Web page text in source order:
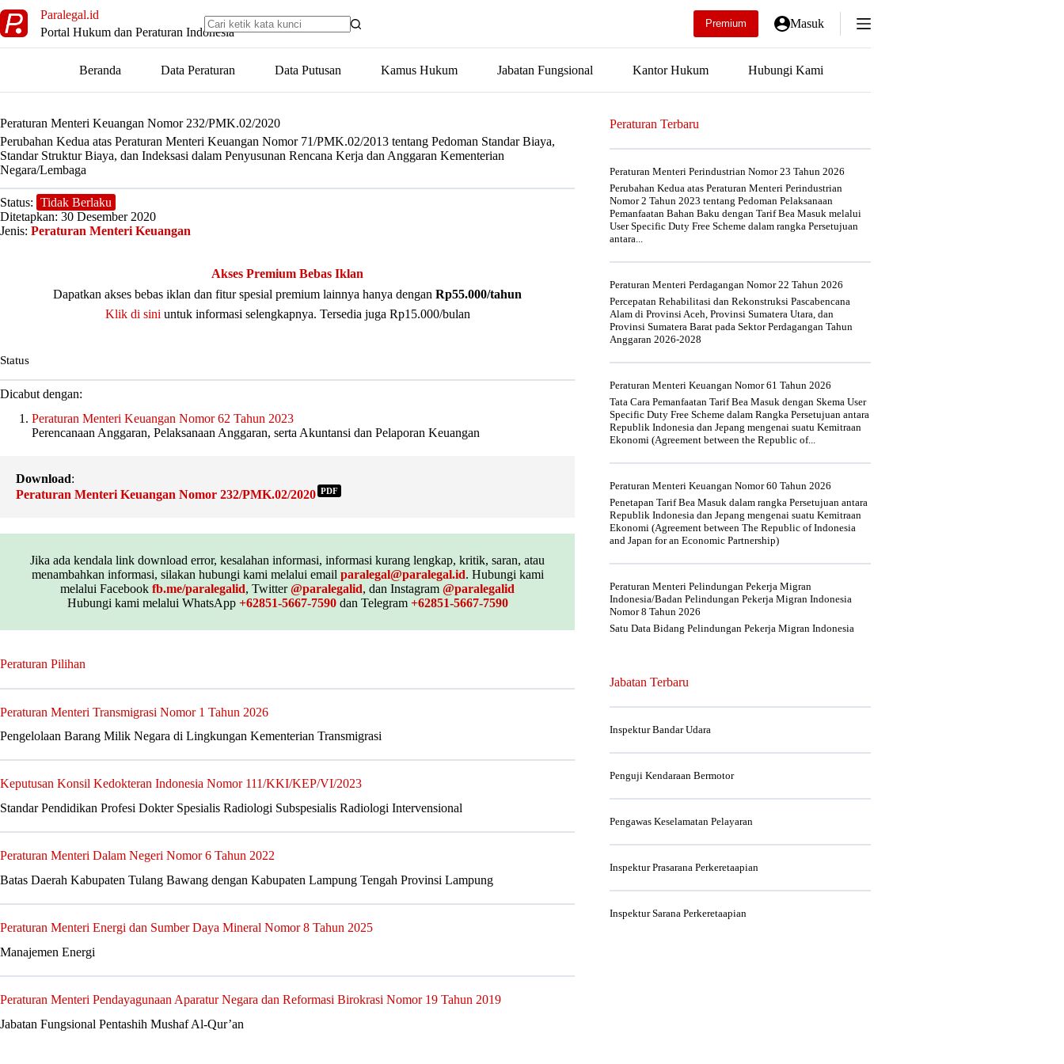
to
content
Paralegal.id
Portal Hukum dan Peraturan Indonesia
Premium Masuk
Beranda Data Peraturan Data Putusan Kamus Hukum Jabatan Fungsional Kantor Hukum Hubungi Kami
Peraturan Menteri Keuangan Nomor 232/PMK.02/2020
Perubahan Kedua atas Peraturan Menteri Keuangan Nomor 71/PMK.02/2013 tentang Pedoman Standar Biaya,
Standar Struktur Biaya, dan Indeksasi dalam Penyusunan Rencana Kerja dan Anggaran Kementerian
Negara/Lembaga
Status: Tidak Berlaku
Ditetapkan: 30 Desember 2020
Jenis: Peraturan Menteri Keuangan
Akses Premium Bebas Iklan
Dapatkan akses bebas iklan dan fitur spesial premium lainnya hanya dengan Rp55.000/tahun
Klik di sini untuk informasi selengkapnya. Tersedia juga Rp15.000/bulan
Status
Dicabut dengan:
Peraturan Menteri Keuangan Nomor 62 Tahun 2023
Perencanaan Anggaran, Pelaksanaan Anggaran, serta Akuntansi dan Pelaporan Keuangan
Download:
Peraturan Menteri Keuangan Nomor 232/PMK.02/2020 PDF
Jika ada kendala link download error, kesalahan informasi, informasi kurang lengkap, kritik, saran, atau
menambahkan informasi, silakan hubungi kami melalui email paralegal@paralegal.id. Hubungi kami
melalui Facebook fb.me/paralegalid, Twitter@paralegalid, dan Instagram @paralegalid
Hubungi kami melalui WhatsApp +62851-5667-7590dan Telegram +62851-5667-7590
Peraturan Pilihan
Peraturan Menteri Transmigrasi Nomor 1 Tahun 2026
Pengelolaan Barang Milik Negara di Lingkungan Kementerian Transmigrasi
Keputusan Konsil Kedokteran Indonesia Nomor 111/KKI/KEP/VI/2023
Standar Pendidikan Profesi Dokter Spesialis Radiologi Subspesialis Radiologi Intervensional
Peraturan Menteri Dalam Negeri Nomor 6 Tahun 2022
Batas Daerah Kabupaten Tulang Bawang dengan Kabupaten Lampung Tengah Provinsi Lampung
Peraturan Menteri Energi dan Sumber Daya Mineral Nomor 8 Tahun 2025
Manajemen Energi
Peraturan Menteri Pendayagunaan Aparatur Negara dan Reformasi Birokrasi Nomor 19 Tahun 2019
Jabatan Fungsional Pentashih Mushaf Al-Qur’an
Peraturan Terbaru
Peraturan Menteri Perindustrian Nomor 23 Tahun 2026
Perubahan Kedua atas Peraturan Menteri Perindustrian
Nomor 2 Tahun 2023 tentang Pedoman Pelaksanaan
Pemanfaatan Bahan Baku dengan Tarif Bea Masuk melalui
User Specific Duty Free Scheme dalam rangka Persetujuan
antara...
Peraturan Menteri Perdagangan Nomor 22 Tahun 2026
Percepatan Rehabilitasi dan Rekonstruksi Pascabencana
Alam di Provinsi Aceh, Provinsi Sumatera Utara, dan
Provinsi Sumatera Barat pada Sektor Perdagangan Tahun
Anggaran 2026-2028
Peraturan Menteri Keuangan Nomor 61 Tahun 2026
Tata Cara Pemanfaatan Tarif Bea Masuk dengan Skema User
Specific Duty Free Scheme dalam Rangka Persetujuan antara
Republik Indonesia dan Jepang mengenai suatu Kemitraan
Ekonomi (Agreement between the Republic of...
Peraturan Menteri Keuangan Nomor 60 Tahun 2026
Penetapan Tarif Bea Masuk dalam rangka Persetujuan antara
Republik Indonesia dan Jepang mengenai suatu Kemitraan
Ekonomi (Agreement between The Republic of Indonesia
and Japan for an Economic Partnership)
Peraturan Menteri Pelindungan Pekerja Migran
Indonesia/Badan Pelindungan Pekerja Migran Indonesia
Nomor 8 Tahun 2026
Satu Data Bidang Pelindungan Pekerja Migran Indonesia
Jabatan Terbaru
Inspektur Bandar Udara
Penguji Kendaraan Bermotor
Pengawas Keselamatan Pelayaran
Inspektur Prasarana Perkeretaapian
Inspektur Sarana Perkeretaapian